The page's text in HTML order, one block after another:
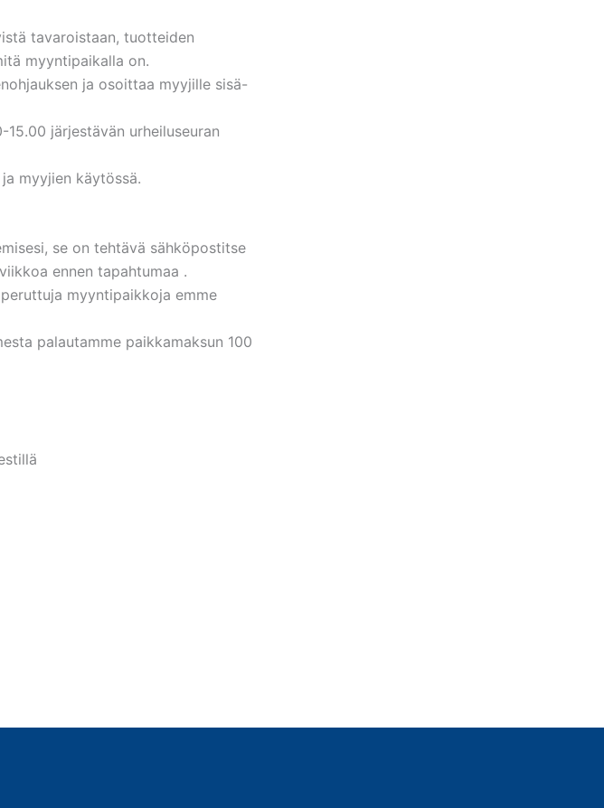
tavaroistaan, tuotteiden
myyntipaikalla on.
ja osoittaa myyjille sisä-
järjestävän urheiluseuran
myyjien käytössä.
se on tehtävä sähköpostitse
ennen tapahtumaa .
myyntipaikkoja emme
palautamme paikkamaksun 100